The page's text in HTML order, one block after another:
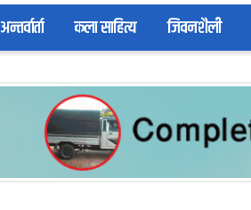
अन्तर्वार्ता कला साहित्य जिवनशैली